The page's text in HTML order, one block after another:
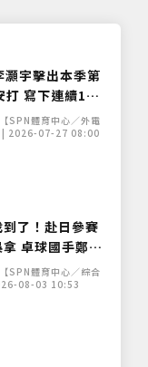
灝宇擊出本季第
打 寫下連續11
新紀錄
SPN體育中心／外電
| 2026-07-27 08:00
了！赴日參賽
卓球國手鄭怡
備已順利尋回
SPN體育中心／綜合
08-03 10:53